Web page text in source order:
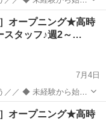
とは先輩STAFFが丁寧
オープニング★高時
スタッフ♪週2～…
7月4日
から始め
とは先輩STAFFが丁寧
オープニング★高時